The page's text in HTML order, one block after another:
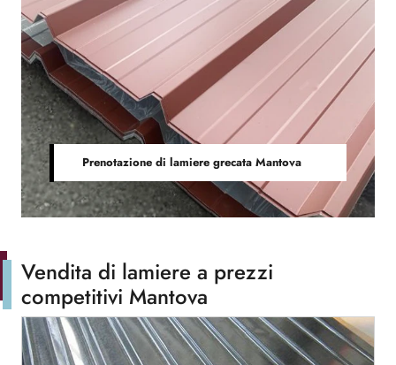
Prenotazione di lamiere grecata Mantova
Vendita di lamiere a prezzi
competitivi Mantova